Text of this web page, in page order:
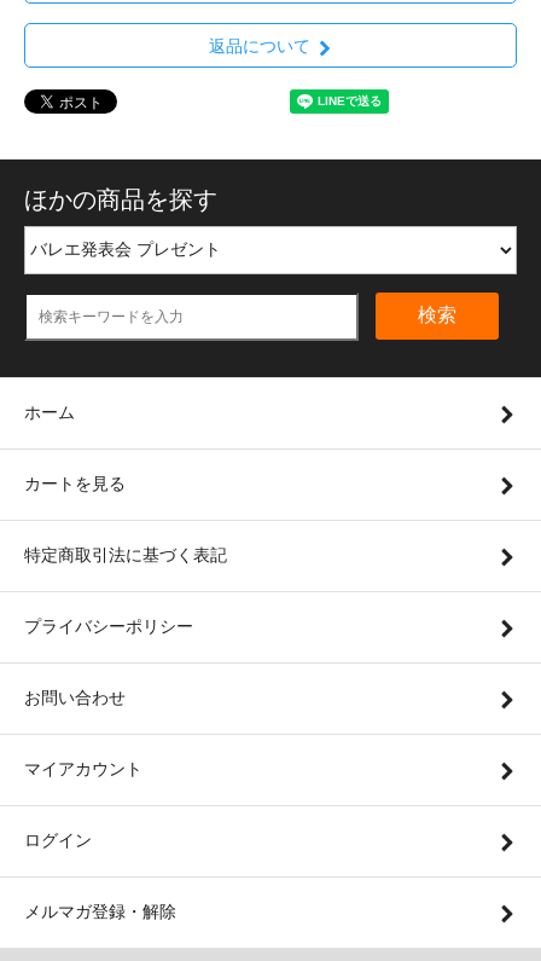
返品について
ほかの商品を探す
検索
ホーム
カートを見る
特定商取引法に基づく表記
プライバシーポリシー
お問い合わせ
マイアカウント
ログイン
メルマガ登録・解除